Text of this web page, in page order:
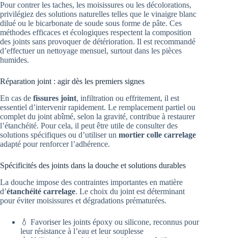
Pour contrer les taches, les moisissures ou les décolorations,
privilégiez des solutions naturelles telles que le vinaigre blanc
dilué ou le bicarbonate de soude sous forme de pâte. Ces
méthodes efficaces et écologiques respectent la composition
des joints sans provoquer de détérioration. Il est recommandé
d’effectuer un nettoyage mensuel, surtout dans les pièces
humides.
Réparation joint : agir dès les premiers signes
En cas de fissures joint, infiltration ou effritement, il est
essentiel d’intervenir rapidement. Le remplacement partiel ou
complet du joint abîmé, selon la gravité, contribue à restaurer
l’étanchéité. Pour cela, il peut être utile de consulter des
solutions spécifiques ou d’utiliser un mortier colle carrelage
adapté pour renforcer l’adhérence.
Spécificités des joints dans la douche et solutions durables
La douche impose des contraintes importantes en matière
d’étanchéité carrelage. Le choix du joint est déterminant
pour éviter moisissures et dégradations prématurées.
💧 Favoriser les joints époxy ou silicone, reconnus pour
leur résistance à l’eau et leur souplesse